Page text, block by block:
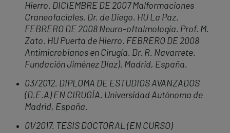
Hierro. DICIEMBRE DE 2007 Malformaciones
Craneofaciales. Dr. de Diego. HU La Paz.
FEBRERO DE 2008 Neuro-oftalmología. Prof. M.
Zato. HU Puerta de Hierro. FEBRERO DE 2008
Antimicrobianos en Cirugía. Dr. R. Navarrete.
Fundación Jiménez Díaz). Madrid, España.
03/2012. DIPLOMA DE ESTUDIOS AVANZADOS
(D.E.A) EN CIRUGÍA. Universidad Autónoma de
Madrid, España.
01/2017. TESIS DOCTORAL (EN CURSO)